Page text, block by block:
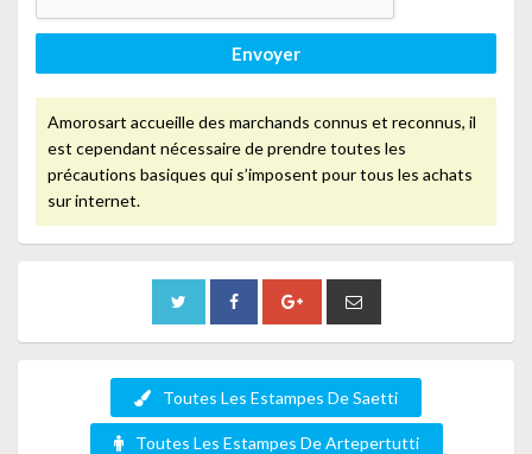
Envoyer
Amorosart accueille des marchands connus et reconnus, il
est cependant nécessaire de prendre toutes les
précautions basiques qui s’imposent pour tous les achats
sur internet.
Toutes Les Estampes De Saetti
Toutes Les Estampes De Artepertutti